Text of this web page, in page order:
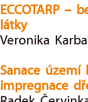
ECCOTARP –
látky
Veronika
Sanace
impregnace